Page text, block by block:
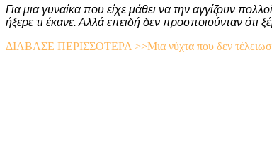
Για μια γυναίκα που είχε μάθει να την αγγίζουν
ήξερε τι έκανε. Αλλά επειδή δεν προσποιούνταν ότι
ΔΙΑΒΑΣΕ ΠΕΡΙΣΣΟΤΕΡΑ >>Μια νύχτα που δεν